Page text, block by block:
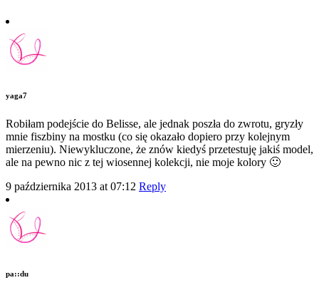
yaga7
Robiłam podejście do Belisse, ale jednak poszła do zwrotu, gryzły
mnie fiszbiny na mostku (co się okazało dopiero przy kolejnym
mierzeniu). Niewykluczone, że znów kiedyś przetestuję jakiś model,
ale na pewno nic z tej wiosennej kolekcji, nie moje kolory 🙂
9 października 2013 at 07:12 Reply
pa::du